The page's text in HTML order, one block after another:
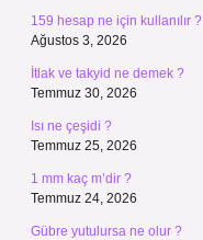
159 hesap ne için kullanılır ?
Ağustos 3, 2026
İtlak ve takyid ne demek ?
Temmuz 30, 2026
Isı ne çeşidi ?
Temmuz 25, 2026
1 mm kaç m’dir ?
Temmuz 24, 2026
Gübre yutulursa ne olur ?